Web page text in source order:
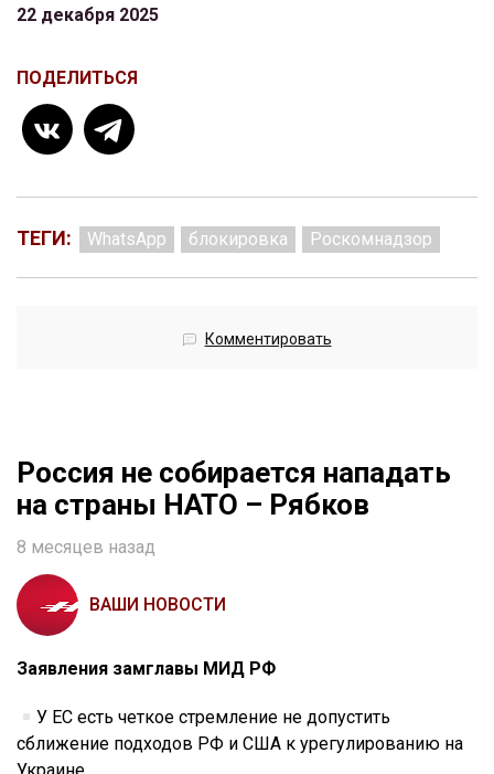
22 декабря 2025
ПОДЕЛИТЬСЯ
ТЕГИ: WhatsApp блокировка Роскомнадзор
Комментировать
Россия не собирается нападать
на страны НАТО – Рябков
8 месяцев назад
ВАШИ НОВОСТИ
Заявления замглавы МИД РФ
У ЕС есть четкое стремление не допустить
сближение подходов РФ и США к урегулированию на